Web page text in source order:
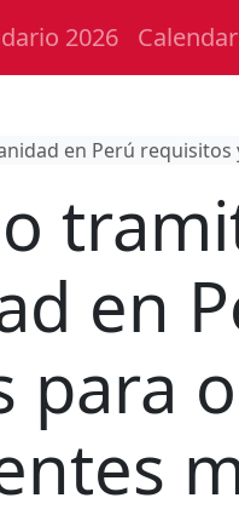
2026
en Perú
en
para